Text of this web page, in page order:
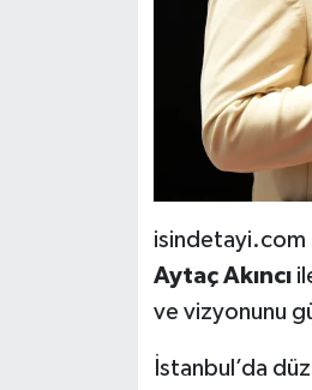
isindetayi.com
Aytaç Akıncı
ve vizyonunu
İstanbul’da